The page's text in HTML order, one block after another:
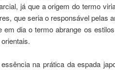
já que a origem do termo
que seria o responsável pelas
dia o termo abrange os
na prática da espada